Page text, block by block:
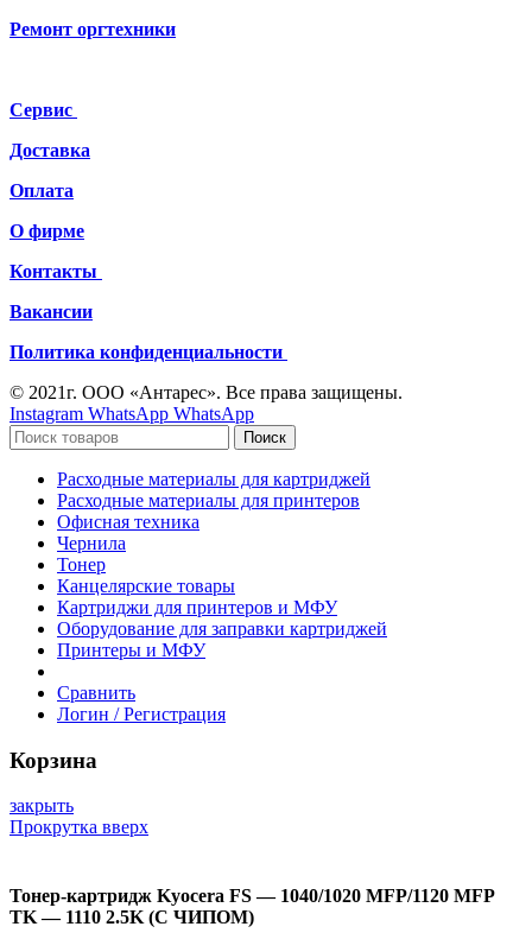
Ремонт оргтехники
Сервис
Доставка
Оплата
О фирме
Контакты
Вакансии
Политика конфиденциальности
© 2021г. ООО «Антарес». Все права защищены.
Instagram WhatsApp WhatsApp
Поиск
Расходные материалы для картриджей
Расходные материалы для принтеров
Офисная техника
Чернила
Тонер
Канцелярские товары
Картриджи для принтеров и МФУ
Оборудование для заправки картриджей
Принтеры и МФУ
Сравнить
Логин / Регистрация
Корзина
закрыть
Прокрутка вверх
Тонер-картридж Kyocera FS — 1040/1020 MFP/1120 MFP
TK — 1110 2.5K (С ЧИПОМ)